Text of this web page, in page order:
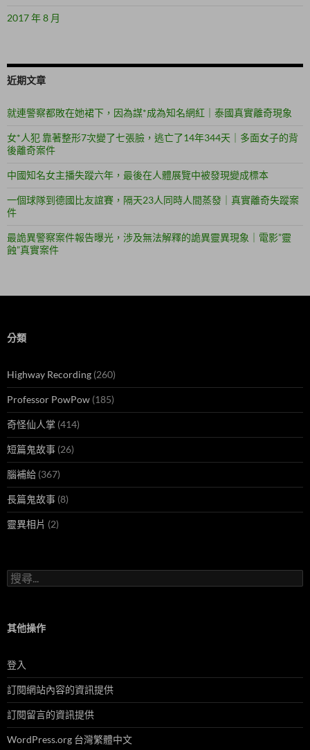
2017 年 8 月
近期文章
就連警察都敗在她裙下，因為謀*成為知名網紅｜泰國真實離奇現象
女*人犯 靠著整形7次變了七張臉，逃亡了14年344天｜多面女子的背
後離奇案件
中國知名女主播失蹤六年，最後在人體展覽中被發現變成標本
一個球隊到德國比友誼賽，隔天23人同時人間蒸發｜真實離奇失蹤案
件
最詭異警察案件報告曝光，涉及無法解釋的詭異靈異現象｜電影”靈
蝕”真實案件
分類
Highway Recording (260)
Professor PowPow (185)
奇怪仙人掌 (414)
短篇鬼故事 (26)
腦補給 (367)
長篇鬼故事 (8)
靈異相片 (2)
搜
尋
字:
其他操作
登入
訂閱網站內容的資訊提供
訂閱留言的資訊提供
WordPress.org 台灣繁體中文